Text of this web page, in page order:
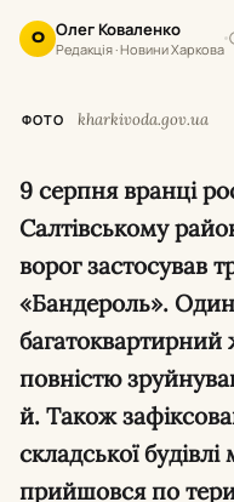
О Олег Коваленко
Редакція · Новини Харкова
ФОТО kharkivoda.gov.ua
9 серпня вранці росіяни завдали ударів по
Салтівському
ворог застосував
«Бандероль».
повністю
й. Також
складської
прийшовся по